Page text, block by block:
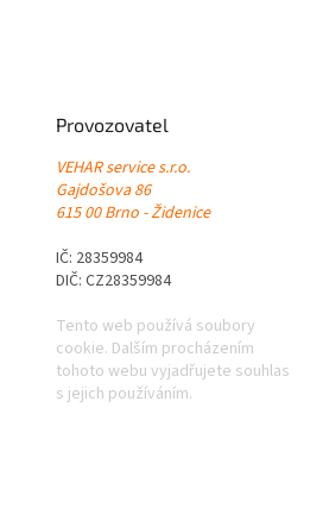
Provozovatel
VEHAR service s.r.o.
Gajdošova 86
615 00 Brno - Židenice
IČ: 28359984
DIČ: CZ28359984
Tento web používá soubory
cookie. Dalším procházením
tohoto webu vyjadřujete souhlas
s jejich používáním.